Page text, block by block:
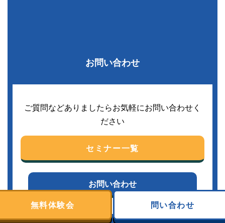
お問い合わせ
ご質問などありましたらお気軽にお問い合わせく
ださい
セミナー一覧
お問い合わせ
無料体験会
問い合わせ